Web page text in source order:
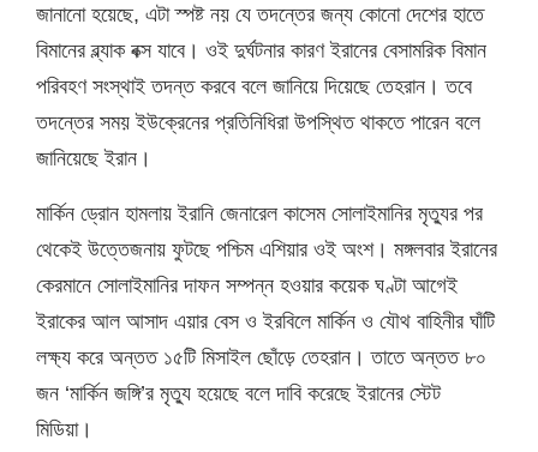
জানানো হয়েছে, এটা স্পষ্ট নয় যে তদন্তের জন্য কোনো দেশের হাতে
বিমানের ব্ল্যাক বক্স যাবে। ওই দুর্ঘটনার কারণ ইরানের বেসামরিক বিমান
পরিবহণ সংস্থাই তদন্ত করবে বলে জানিয়ে দিয়েছে তেহরান। তবে
তদন্তের সময় ইউক্রেনের প্রতিনিধিরা উপস্থিত থাকতে পারেন বলে
জানিয়েছে ইরান।
মার্কিন ড্রোন হামলায় ইরানি জেনারেল কাসেম সোলাইমানির মৃত্যুর পর
থেকেই উত্তেজনায় ফুটছে পশ্চিম এশিয়ার ওই অংশ। মঙ্গলবার ইরানের
কেরমানে সোলাইমানির দাফন সম্পন্ন হওয়ার কয়েক ঘণ্টা আগেই
ইরাকের আল আসাদ এয়ার বেস ও ইরবিলে মার্কিন ও যৌথ বাহিনীর ঘাঁটি
লক্ষ্য করে অন্তত ১৫টি মিসাইল ছোঁড়ে তেহরান। তাতে অন্তত ৮০
জন ‘মার্কিন জঙ্গি’র মৃত্যু হয়েছে বলে দাবি করেছে ইরানের স্টেট
মিডিয়া।